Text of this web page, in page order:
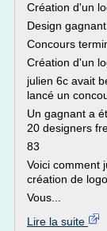
Création d'un
Design
Concours
Création d'un
julien 6c avait
lancé un
Un gagnant a
20 designers
83
Voici comment
création de logo
Vous...
Lire la suite